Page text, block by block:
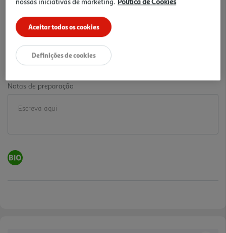
1358 €/Kg
6,79 €
Notas de preparação
Aceitar todos os cookies
Definições de cookies